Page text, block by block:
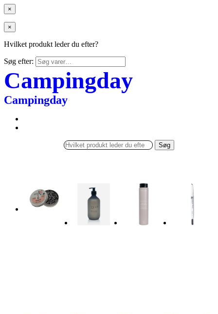
×
×
Hvilket produkt leder du efter?
Søg efter:
Campingday
Campingday
Søg